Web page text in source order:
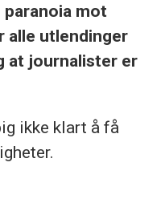
paranoia mot
alle utlendinger
at journalister er
ikke klart å få